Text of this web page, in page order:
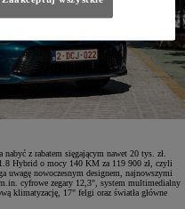
z rabatem sięgającym nawet 20 tys. zł.
Hybrid o mocy 140 KM za 119 900 zł, czyli
uwagę nowoczesnym designem, najnowszymi
cyfrowe zegary 12,3", system multimedialny
klimatyzację, 17" felgi oraz światła główne